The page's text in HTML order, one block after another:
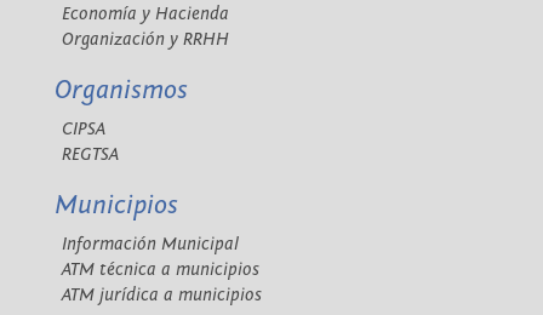
Economía y Hacienda
Organización y RRHH
Organismos
CIPSA
REGTSA
Municipios
Información Municipal
ATM técnica a municipios
ATM jurídica a municipios